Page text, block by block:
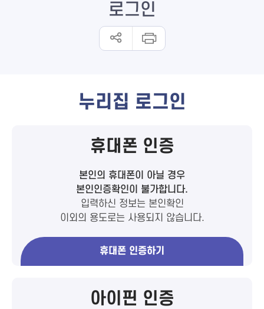
로그인
누리집 로그인
휴대폰 인증
본인의 휴대폰이 아닐 경우
본인인증확인이 불가합니다.
입력하신 정보는 본인확인
이외의 용도로는 사용되지 않습니다.
휴대폰 인증하기
아이핀 인증